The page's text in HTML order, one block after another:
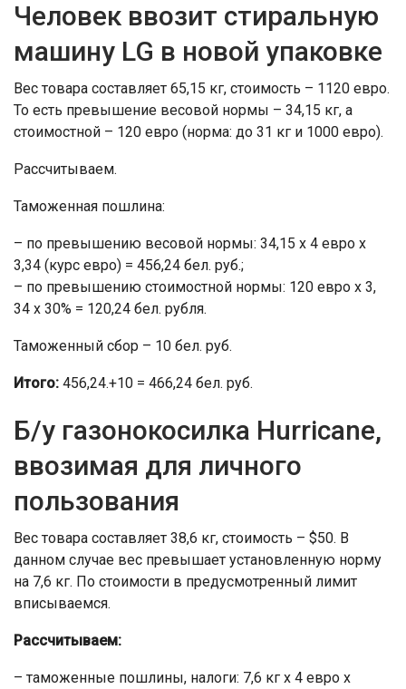
Человек ввозит стиральную
машину LG в новой упаковке
Вес товара составляет 65,15 кг, стоимость – 1120 евро.
То есть превышение весовой нормы – 34,15 кг, а
стоимостной – 120 евро (норма: до 31 кг и 1000 евро).
Рассчитываем.
Таможенная пошлина:
– по превышению весовой нормы: 34,15 х 4 евро х
3,34 (курс евро) = 456,24 бел. руб.;
– по превышению стоимостной нормы: 120 евро х 3,
34 х 30% = 120,24 бел. рубля.
Таможенный сбор – 10 бел. руб.
Итого: 456,24.+10 = 466,24 бел. руб.
Б/у газонокосилка Hurricane,
ввозимая для личного
пользования
Вес товара составляет 38,6 кг, стоимость – $50. В
данном случае вес превышает установленную норму
на 7,6 кг. По стоимости в предусмотренный лимит
вписываемся.
Рассчитываем:
– таможенные пошлины, налоги: 7,6 кг х 4 евро х